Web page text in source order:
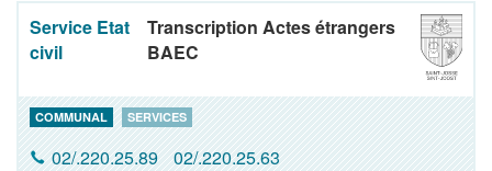
Service Etat
civil
Transcription Actes étrangers
BAEC
COMMUNAL SERVICES
02/.220.25.89 02/.220.25.63